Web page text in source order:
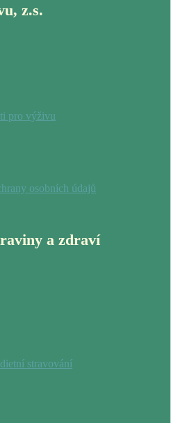
z.s.
pro výživu
osobních údajů
a zdraví
stravování